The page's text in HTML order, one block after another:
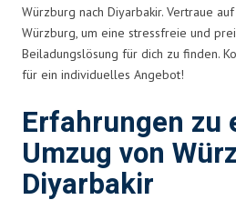
Würzburg nach Diyarbakir. Vertraue
Würzburg, um eine stressfreie und
Beiladungslösung für dich zu finden.
für ein individuelles Angebot!
Erfahrungen zu
Umzug von
Diyarbakir